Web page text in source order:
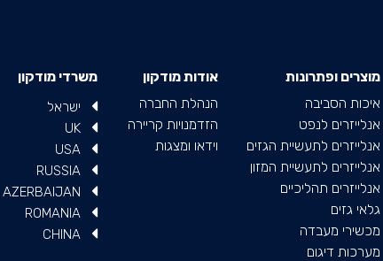
מוצרים ופתרונות
איכות הסביבה
אנלייזרים לנפט
אנלייזרים לתעשיית הגזים
אנלייזרים לתעשיית המזון
אנלייזרים תהליכיים
גלאי גזים
מכשירי מעבדה
מערכות דיגום
אודות מודקון
הנהלת החברה
הזדמנויות קריירה
וידאו ומצגות
משרדי מודקון
ישראל
UK
USA
RUSSIA
AZERBAIJAN
ROMANIA
CHINA